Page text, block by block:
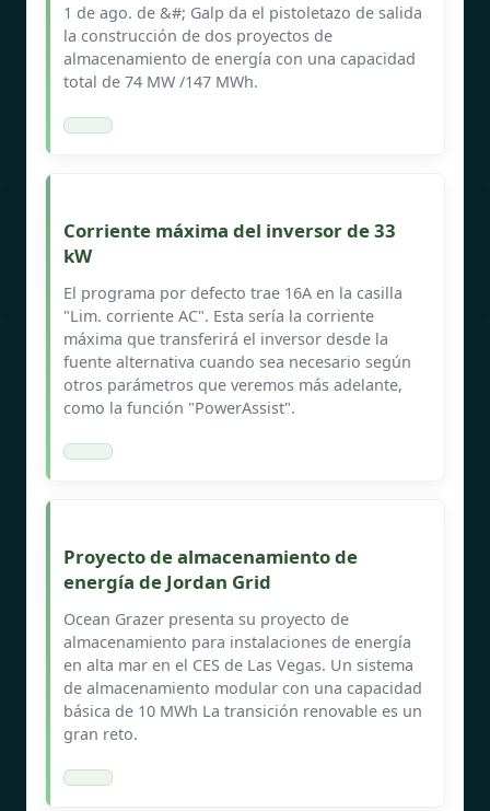
1 de ago. de &#; Galp da el pistoletazo de salida
la construcción de dos proyectos de
almacenamiento de energía con una capacidad
total de 74 MW /147 MWh.
Corriente máxima del inversor de 33
kW
El programa por defecto trae 16A en la casilla
"Lim. corriente AC". Esta sería la corriente
máxima que transferirá el inversor desde la
fuente alternativa cuando sea necesario según
otros parámetros que veremos más adelante,
como la función "PowerAssist".
Proyecto de almacenamiento de
energía de Jordan Grid
Ocean Grazer presenta su proyecto de
almacenamiento para instalaciones de energía
en alta mar en el CES de Las Vegas. Un sistema
de almacenamiento modular con una capacidad
básica de 10 MWh La transición renovable es un
gran reto.